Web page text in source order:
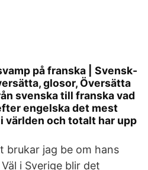
på franska | Svensk-
glosor, Översätta
svenska till franska vad
engelska det mest
världen och totalt har upp
brukar jag be om hans
i Sverige blir det